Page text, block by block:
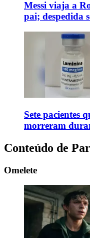
Messi viaja a
pai; despedida
Sete pacientes
morreram
Conteúdo de
Omelete